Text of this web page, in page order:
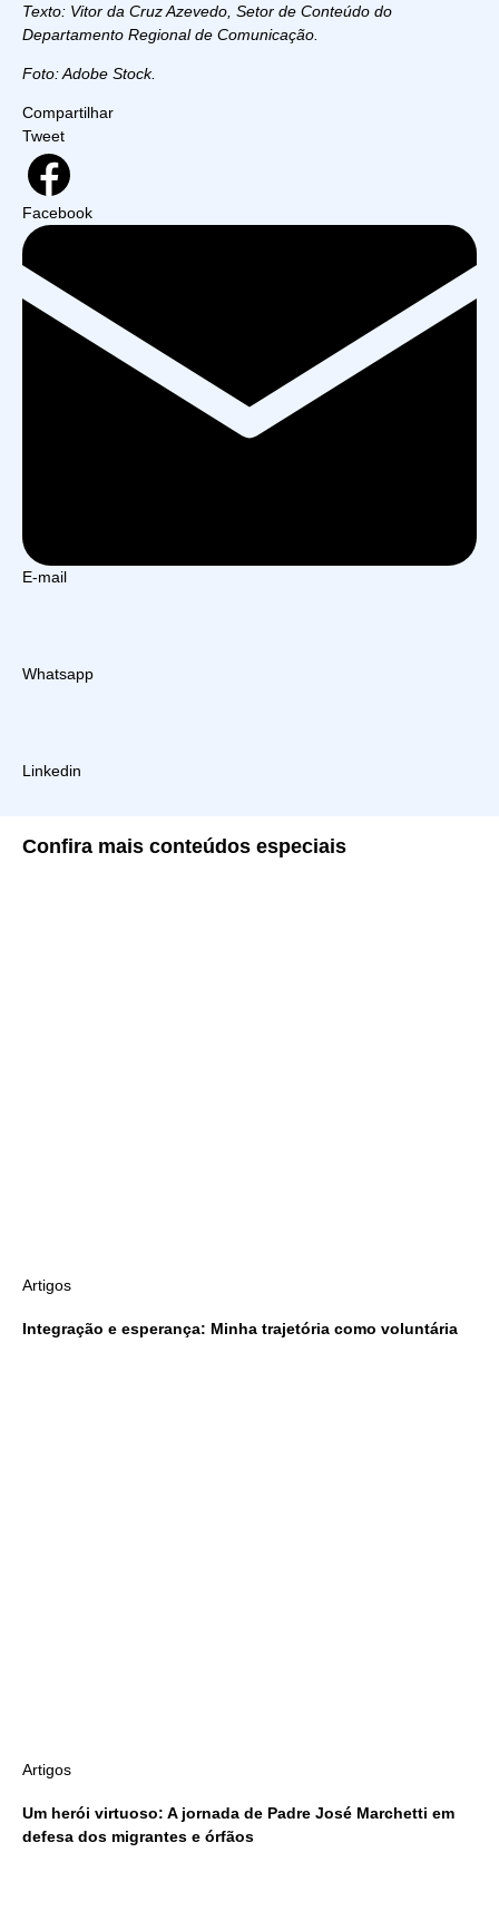
Texto: Vitor da Cruz Azevedo, Setor de Conteúdo do
Departamento Regional de Comunicação.
Foto: Adobe Stock.
Compartilhar
Tweet
Facebook
E-mail
Whatsapp
Linkedin
Confira mais conteúdos especiais
Artigos
Integração e esperança: Minha trajetória como voluntária
Artigos
Um herói virtuoso: A jornada de Padre José Marchetti em
defesa dos migrantes e órfãos